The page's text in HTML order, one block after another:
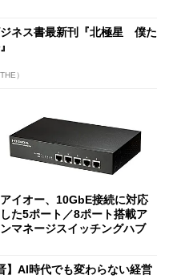
ジネス書最新刊『北極星 僕た
）
アイオー、10GbE接続に対応
した5ポート／8ポート搭載ア
ンマネージスイッチングハブ
】AI時代でも変わらない経営